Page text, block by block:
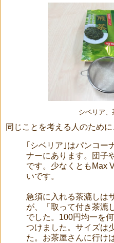
シベリア、
同じことを考える人のために
｢シベリア｣はパンコー
ナーにあります。団子
です。少なくともMax
いです。
急須に入れる茶漉しは
が、「取って付き茶漉
でした。100円均一を
つけました。サイズは
た。お茶屋さんに行け